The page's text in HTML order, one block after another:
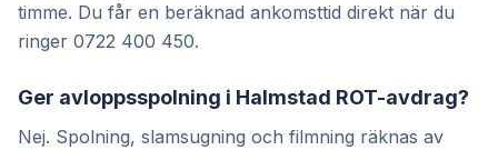
timme. Du får en beräknad ankomsttid direkt när du
ringer 0722 400 450.
Ger avloppsspolning i Halmstad ROT-avdrag?
Nej. Spolning, slamsugning och filmning räknas av